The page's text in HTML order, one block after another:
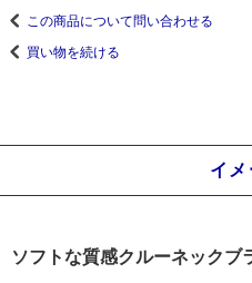
この商品について問い合わせる
買い物を続ける
イ
ソフトな質感クルーネックブ